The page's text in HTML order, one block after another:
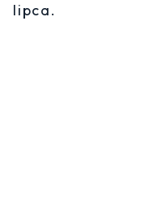
lipca.